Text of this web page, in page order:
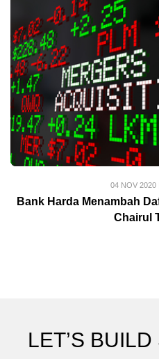
04 NOV 2020
Bank Harda Menambah
Chairul
LET’S